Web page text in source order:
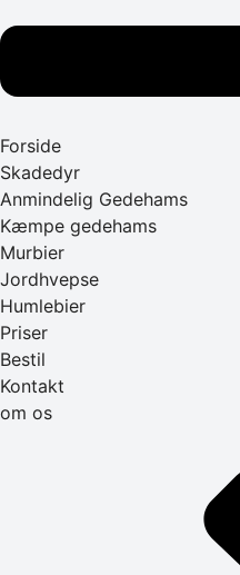
Forside
Skadedyr
Anmindelig Gedehams
Kæmpe gedehams
Murbier
Jordhvepse
Humlebier
Priser
Bestil
Kontakt
om os